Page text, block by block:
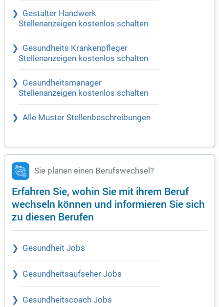
Gestalter Handwerk
Stellenanzeigen kostenlos schalten
Gesundheits Krankenpfleger
Stellenanzeigen kostenlos schalten
Gesundheitsmanager
Stellenanzeigen kostenlos schalten
Alle Muster Stellenbeschreibungen
Sie planen einen Berufswechsel?
Erfahren Sie, wohin Sie mit ihrem Beruf
wechseln können und informieren Sie sich
zu diesen Berufen
Gesundheit Jobs
Gesundheitsaufseher Jobs
Gesundheitscoach Jobs